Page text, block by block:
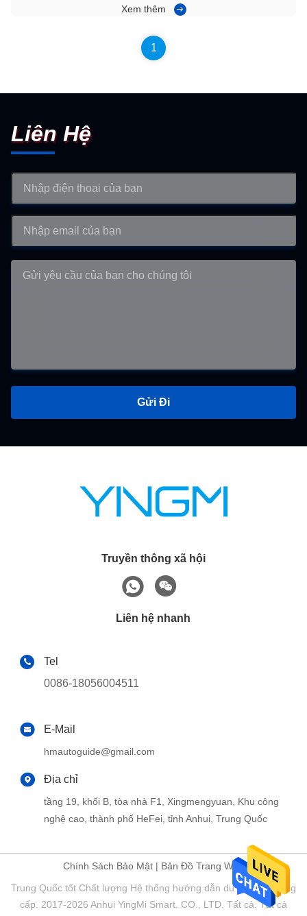
cận có thể mở rộng để thu hút khách hàng tại các sự kiện
xuất sắc trong ...
Xem thêm
1
Liên Hệ
Gửi Đi
Truyền thông xã hội
Liên hệ nhanh
Tel
0086-18056004511
E-Mail
hmautoguide@gmail.com
Địa chỉ
tầng 19, khối B, tòa nhà F1, Xingmengyuan, Khu công
nghệ cao, thành phố HeFei, tỉnh Anhui, Trung Quốc
Chính Sách Bảo Mật | Bản Đồ Trang Web
Trung Quốc tốt Chất lượng Hệ thống hướng dẫn du lịch Nhà cung
cấp. 2017-2026 Anhui YingMi Smart. CO., LTD. Tất cả. Tất cả